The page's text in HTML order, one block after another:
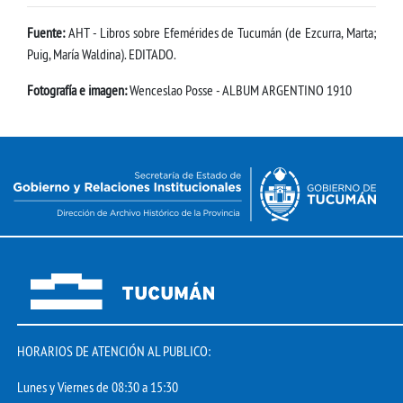
Fuente:AHT - Libros sobre Efemérides de Tucumán (de Ezcurra, Marta;
Puig, María Waldina). EDITADO.
Fotografía e imagen:Wenceslao Posse - ALBUM ARGENTINO 1910
HORARIOS DE ATENCIÓN AL PUBLICO:
Lunes y Viernes de 08:30 a 15:30